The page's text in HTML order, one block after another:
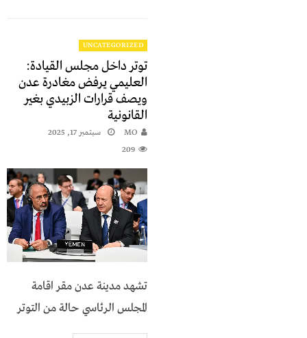
UNCATEGORIZED
توتر داخل مجلس القيادة:
العليمي يرفض مغادرة عدن
ويصف قرارات الزبيدي بغير
القانونية
MO
سبتمبر 17, 2025
209
تشهد مدينة عدن مقر اقامة
المجلس الرئاسي حالة من التوتر